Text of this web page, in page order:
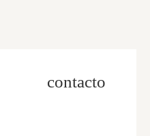
contacto